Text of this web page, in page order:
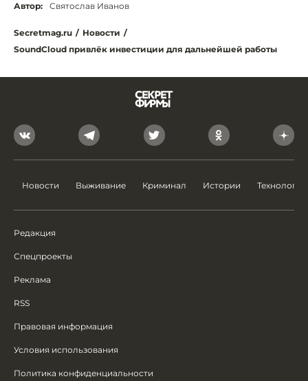
Автор: Святослав Иванов
Secretmag.ru / Новости /
SoundCloud привлёк инвестиции для дальнейшей работы
Новости Выживание Криминал Истории Технологии
Редакция
Спецпроекты
Реклама
RSS
Правовая информация
Условия использования
Политика конфиденциальности